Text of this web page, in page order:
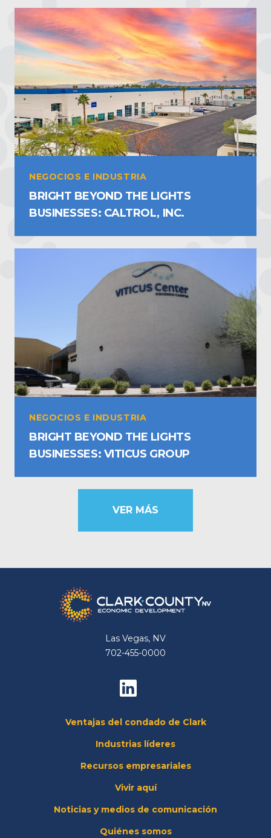
NEGOCIOS E INDUSTRIA
BRIGHT BEYOND THE LIGHTS
BUSINESSES: CALTROL, INC.
NEGOCIOS E INDUSTRIA
BRIGHT BEYOND THE LIGHTS
BUSINESSES: VITICUS GROUP
VER MÁS
Las Vegas, NV
702-455-0000
Ventajas del condado de Clark
Industrias líderes
Recursos empresariales
Vivir aquí
Noticias y medios de comunicación
Quiénes somos